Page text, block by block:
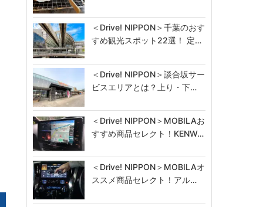
＜Drive! NIPPON＞千葉のおす
すめ観光スポット22選！ 定…
＜Drive! NIPPON＞談合坂サー
ビスエリアとは？上り・下…
＜Drive! NIPPON＞MOBILAお
すすめ商品セレクト！KENW…
＜Drive! NIPPON＞MOBILAオ
ススメ商品セレクト！アル…